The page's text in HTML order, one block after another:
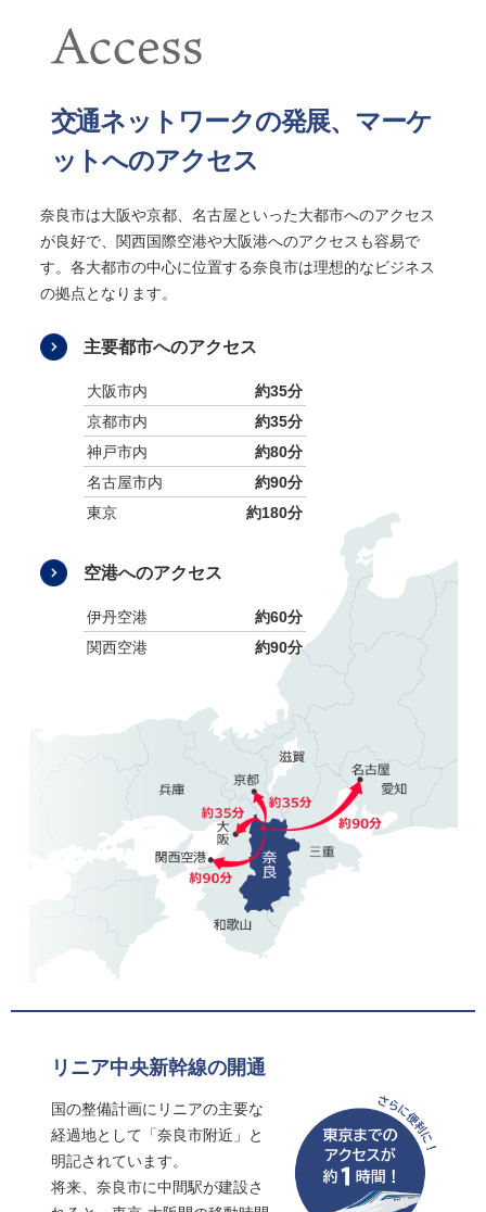
交通ネットワークの発展、マーケ
ットへのアクセス
奈良市は大阪や京都、名古屋といった大都市へのアクセス
が良好で、 関西国際空港や大阪港へのアクセスも容易で
す。 各大都市の中心に位置する奈良市は理想的なビジネス
の拠点となります。
主要都市へのアクセス
大阪市内
約35分
京都市内
約35分
神戸市内
約80分
名古屋市内
約90分
東京
約180分
空港へのアクセス
伊丹空港
約60分
関西空港
約90分
リニア中央新幹線の開通
国の整備計画にリニアの主要な
経過地として「奈良市附近」と
明記されています。
将来、奈良市に中間駅が建設さ